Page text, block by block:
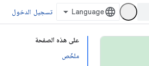
تسجيل الدخول
على هذه الصفحة
ملخّص